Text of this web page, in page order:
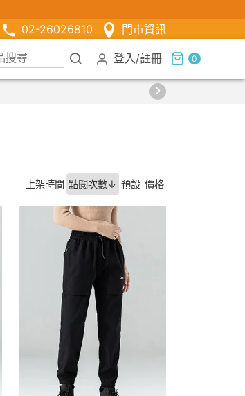
02-26026810
門市資訊
登入 /註冊 0
上架時間 點閱次數↓ 預設 價格